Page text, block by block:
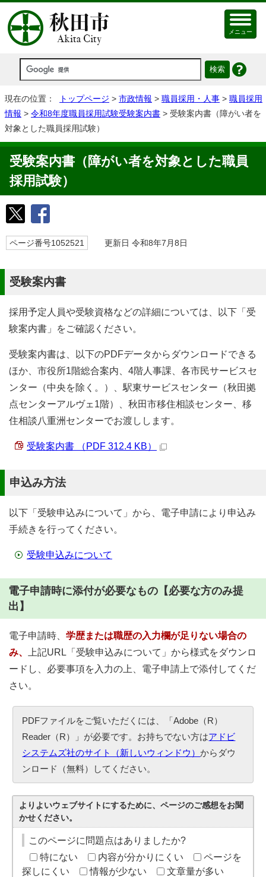
メニュー
現在の位置： トップページ > 市政情報 > 職員採用・人事 > 職員採用
情報 > 令和8年度職員採用試験受験案内書 > 受験案内書（障がい者を
対象とした職員採用試験）
受験案内書（障がい者を対象とした職員
採用試験）
ページ番号1052521 更新日 令和8年7月8日
受験案内書
採用予定人員や受験資格などの詳細については、以下「受
験案内書」をご確認ください。
受験案内書は、以下のPDFデータからダウンロードできる
ほか、市役所1階総合案内、4階人事課、各市民サービスセ
ンター（中央を除く。）、駅東サービスセンター（秋田拠
点センターアルヴェ1階）、秋田市移住相談センター、移
住相談八重洲センターでお渡しします。
受験案内書 （PDF 312.4 KB）
申込み方法
以下「受験申込みについて」から、電子申請により申込み
手続きを行ってください。
受験申込みについて
電子申請時に添付が必要なもの【必要な方のみ提
出】
電子申請時、 学歴または職歴の入力欄が足りない場合の
み、
上記URL「受験申込みについて」から様式をダウンロ
ードし、必要事項を入力の上、電子申請上で添付してくだ
さい。
PDFファイルをご覧いただくには、「Adobe（R）
Reader（R）」が必要です。お持ちでない方はアドビ
システムズ社のサイト（新しいウィンドウ）からダウ
ンロード（無料）してください。
よりよいウェブサイトにするために、ページのご感想をお聞
かせください。
このページに問題点はありましたか?
特にない
内容が分かりにくい
ページを
探しにくい
情報が少ない 文章量が多い